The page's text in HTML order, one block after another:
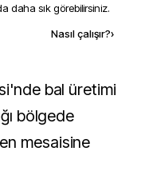
daha sık görebilirsiniz.
Nasıl çalışır?›
bölgede
mesaisine